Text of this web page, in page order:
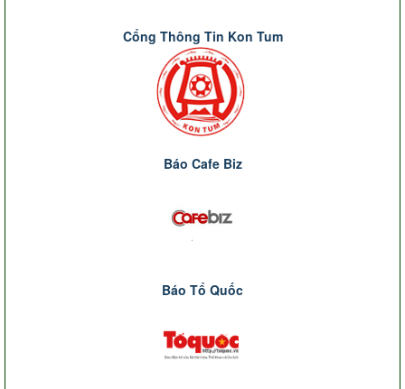
Cổng Thông Tin Kon Tum
Báo Cafe Biz
Báo Tổ Quốc